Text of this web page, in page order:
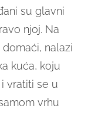
su glavni
njoj. Na
nalazi
kuća, koju
vratiti se u
vrhu